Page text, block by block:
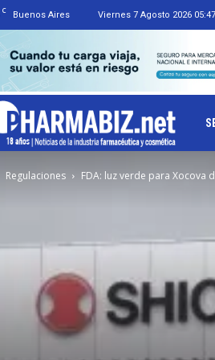
C Buenos Aires Viernes 7 Agosto 2026 05:47
Regulaciones FDA: luz verde para Xocova